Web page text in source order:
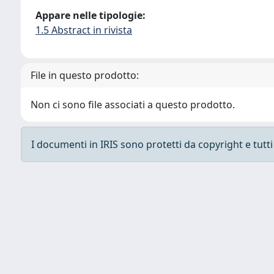
Appare nelle tipologie:
1.5 Abstract in rivista
File in questo prodotto:
Non ci sono file associati a questo prodotto.
I documenti in IRIS sono protetti da copyright e